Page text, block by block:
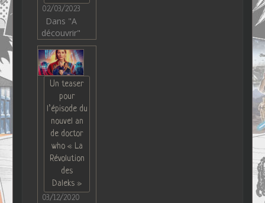
02/03/2023
Dans "A
découvrir"
Un teaser
pour
l’épisode du
nouvel an
de doctor
who « La
Révolution
des
Daleks »
03/12/2020